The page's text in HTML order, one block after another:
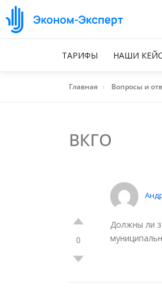
ТАРИФЫ НАШИ
Главная › Вопросы и
ВКГО
0
Должны ли